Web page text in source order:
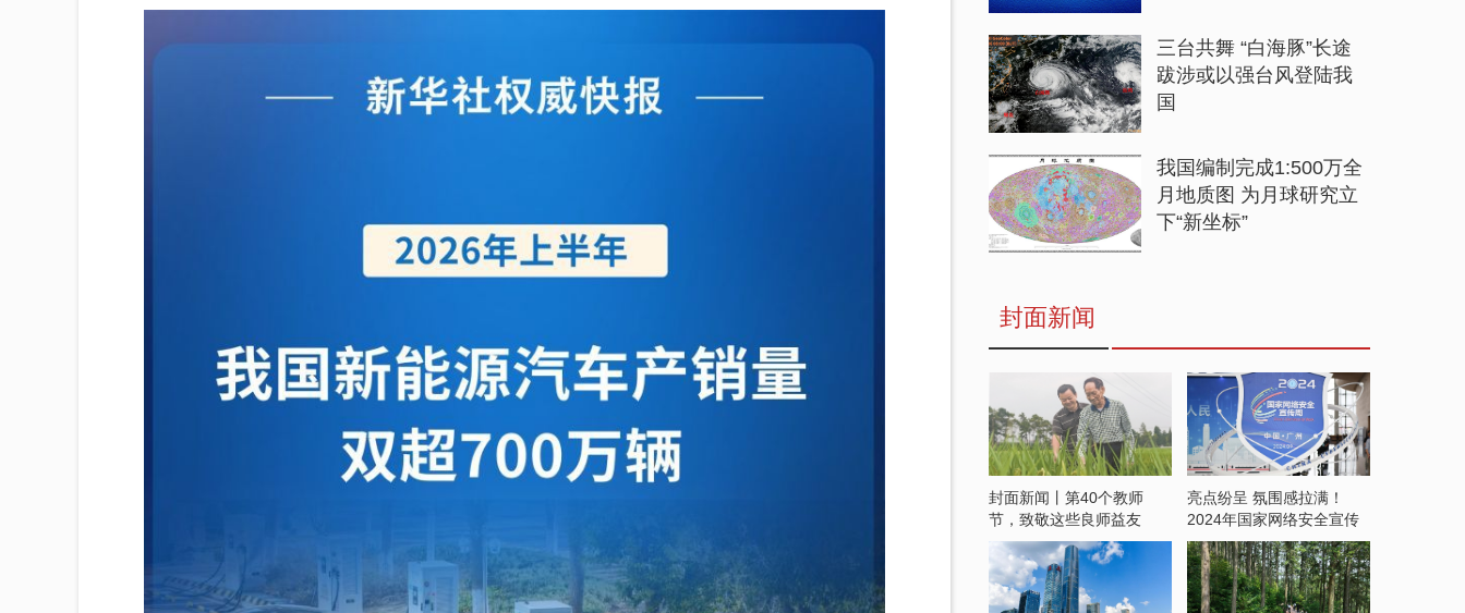
三台共舞 “白海豚”长途
跋涉或以强台风登陆我
国
我国编制完成1:500万全
月地质图 为月球研究立
下“新坐标”
封面新闻
封面新闻丨第40个教师
节，致敬这些良师益友
亮点纷呈 氛围感拉满！
2024年国家网络安全宣传
周开启